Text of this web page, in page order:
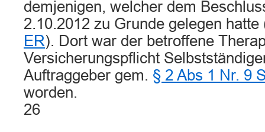
demjenigen, welcher dem
2.10.2012 zu Grunde gelegen hatte
ER). Dort war der betroffene
Versicherungspflicht
Auftraggeber gem. § 2 Abs 1 Nr. 9
worden.
26